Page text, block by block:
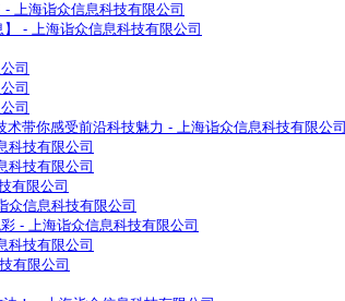
上海诣众信息科技有限公司
- 上海诣众信息科技有限公司
司
司
司
带你感受前沿科技魅力 - 上海诣众信息科技有限公司
科技有限公司
科技有限公司
有限公司
众信息科技有限公司
- 上海诣众信息科技有限公司
科技有限公司
有限公司